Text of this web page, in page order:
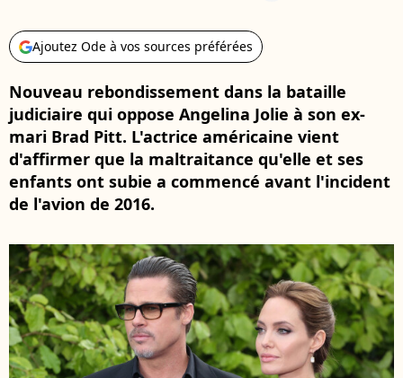
Ajoutez Ode à vos sources préférées
Nouveau rebondissement dans la bataille
judiciaire qui oppose Angelina Jolie à son ex-
mari Brad Pitt. L'actrice américaine vient
d'affirmer que la maltraitance qu'elle et ses
enfants ont subie a commencé avant l'incident
de l'avion de 2016.